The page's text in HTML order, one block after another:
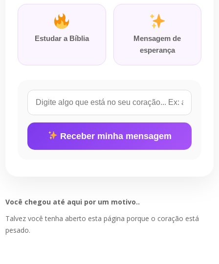
Estudar a Bíblia
Mensagem de
esperança
Receber minha mensagem
Você chegou até aqui por um motivo..
Talvez você tenha aberto esta página porque o coração está
pesado.